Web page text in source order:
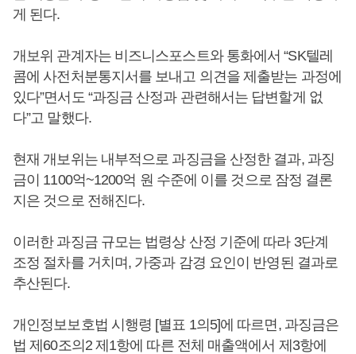
게 된다.
개보위 관계자는 비즈니스포스트와 통화에서 “SK텔레
콤에 사전처분통지서를 보내고 의견을 제출받는 과정에
있다”면서도 “과징금 산정과 관련해서는 답변할게 없
다”고 말했다.
현재 개보위는 내부적으로 과징금을 산정한 결과, 과징
금이 1100억~1200억 원 수준에 이를 것으로 잠정 결론
지은 것으로 전해진다.
이러한 과징금 규모는 법령상 산정 기준에 따라 3단계
조정 절차를 거치며, 가중과 감경 요인이 반영된 결과로
추산된다.
개인정보보호법 시행령 [별표 1의5]에 따르면, 과징금은
법 제60조의2 제1항에 따른 전체 매출액에서 제3항에